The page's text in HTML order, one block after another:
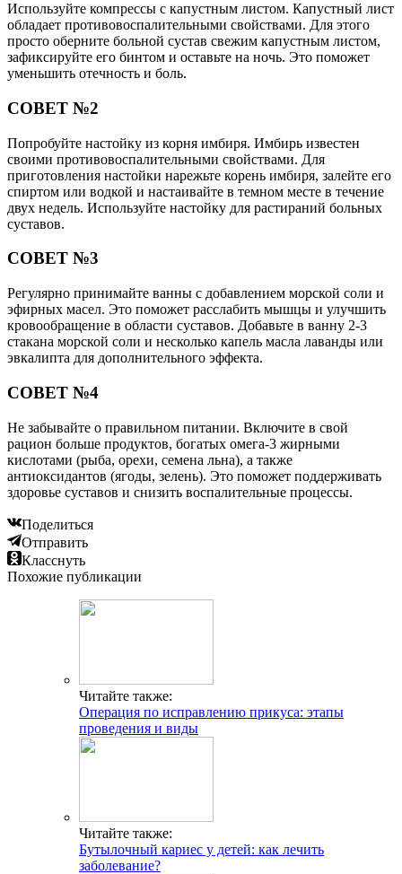
Используйте компрессы с капустным листом. Капустный лист
обладает противовоспалительными свойствами. Для этого
просто оберните больной сустав свежим капустным листом,
зафиксируйте его бинтом и оставьте на ночь. Это поможет
уменьшить отечность и боль.
СОВЕТ №2
Попробуйте настойку из корня имбиря. Имбирь известен
своими противовоспалительными свойствами. Для
приготовления настойки нарежьте корень имбиря, залейте его
спиртом или водкой и настаивайте в темном месте в течение
двух недель. Используйте настойку для растираний больных
суставов.
СОВЕТ №3
Регулярно принимайте ванны с добавлением морской соли и
эфирных масел. Это поможет расслабить мышцы и улучшить
кровообращение в области суставов. Добавьте в ванну 2-3
стакана морской соли и несколько капель масла лаванды или
эвкалипта для дополнительного эффекта.
СОВЕТ №4
Не забывайте о правильном питании. Включите в свой
рацион больше продуктов, богатых омега-3 жирными
кислотами (рыба, орехи, семена льна), а также
антиоксидантов (ягоды, зелень). Это поможет поддерживать
здоровье суставов и снизить воспалительные процессы.
Поделиться
Отправить
Класснуть
Похожие публикации
Читайте также:
Операция по исправлению прикуса: этапы
проведения и виды
Читайте также:
Бутылочный кариес у детей: как лечить
заболевание?